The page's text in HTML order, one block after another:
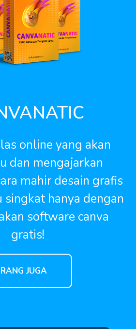
online yang akan
dan mengajarkan
mahir desain grafis
hanya dengan
software canva
gratis!
JUGA